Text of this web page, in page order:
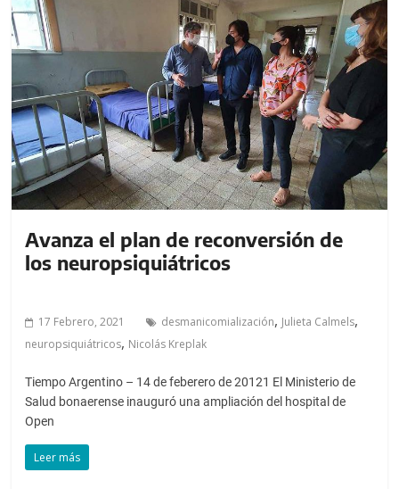
Avanza el plan de reconversión de
los neuropsiquiátricos
17 Febrero, 2021 desmanicomialización, Julieta Calmels,
neuropsiquiátricos, Nicolás Kreplak
Tiempo Argentino – 14 de feberero de 20121 El Ministerio de
Salud bonaerense inauguró una ampliación del hospital de
Open
Leer más